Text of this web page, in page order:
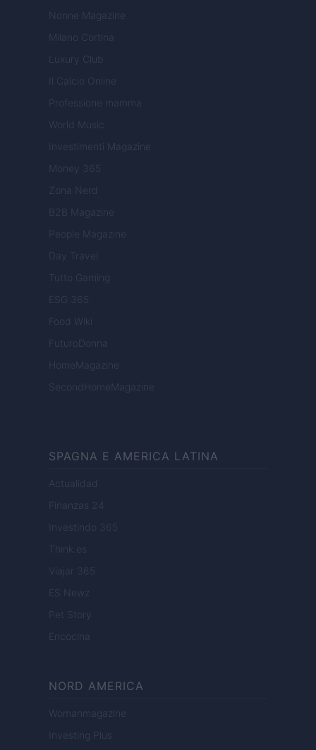
Nonne Magazine
Milano Cortina
Luxury Club
Il Calcio Online
Professione mamma
World Music
Investimenti Magazine
Money 365
Zona Nerd
B2B Magazine
People Magazine
Day Travel
Tutto Gaming
ESG 365
Food Wiki
FuturoDonna
HomeMagazine
SecondHomeMagazine
SPAGNA E AMERICA LATINA
Actualidad
Finanzas 24
Investindo 365
Think.es
Viajar 365
ES Newz
Pet Story
Encocina
NORD AMERICA
Womanmagazine
Investing Plus